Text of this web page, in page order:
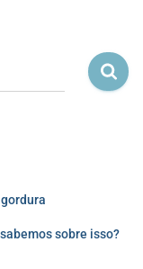
sobre isso?